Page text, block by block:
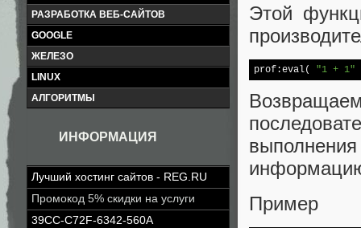
РАЗРАБОТКА ВЕБ-САЙТОВ
GOOGLE
ЖЕЛЕЗО
LINUX
АЛГОРИТМЫ
ИНФОРМАЦИЯ
Лучший хостинг сайтов - REG.RU
Промокод 5% скидки на услуги
39CC-C72F-6342-560A
Этой
prof:eval( "1 + 1"
Пример